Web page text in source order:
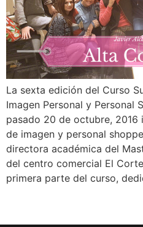
La sexta edición del Curso
Imagen Personal y Personal
pasado 20 de octubre,
de imagen y personal
directora académica del
del centro comercial El
primera parte del curso,